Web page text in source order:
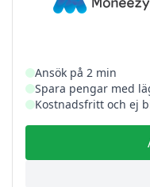
Ansök på 2 min
Spara pengar med
Kostnadsfritt och ej